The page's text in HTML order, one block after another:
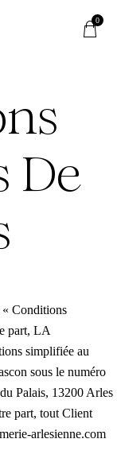
0
De
« Conditions
part, LA
simplifiée au
sous le numéro
Palais, 13200 Arles
part, tout Client
arlesienne.com